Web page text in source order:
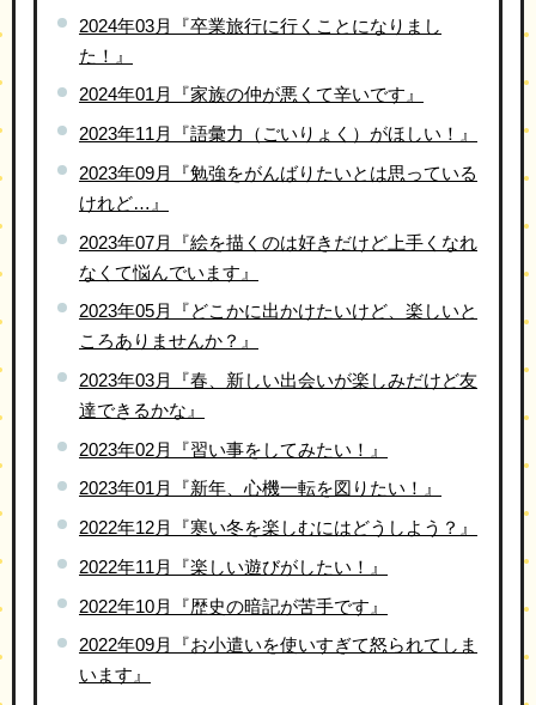
2024年03月『卒業旅行に行くことになりまし
た！』
2024年01月『家族の仲が悪くて辛いです』
2023年11月『語彙力（ごいりょく）がほしい！』
2023年09月『勉強をがんばりたいとは思っている
けれど…』
2023年07月『絵を描くのは好きだけど上手くなれ
なくて悩んでいます』
2023年05月『どこかに出かけたいけど、楽しいと
ころありませんか？』
2023年03月『春、新しい出会いが楽しみだけど友
達できるかな』
2023年02月『習い事をしてみたい！』
2023年01月『新年、心機一転を図りたい！』
2022年12月『寒い冬を楽しむにはどうしよう？』
2022年11月『楽しい遊びがしたい！』
2022年10月『歴史の暗記が苦手です』
2022年09月『お小遣いを使いすぎて怒られてしま
います』